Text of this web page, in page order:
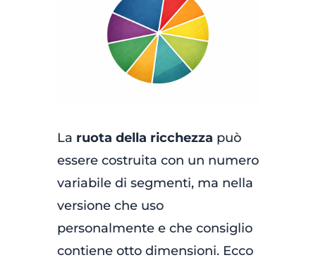
La ruota della ricchezza può
essere costruita con un numero
variabile di segmenti, ma nella
versione che uso
personalmente e che consiglio
contiene otto dimensioni. Ecco